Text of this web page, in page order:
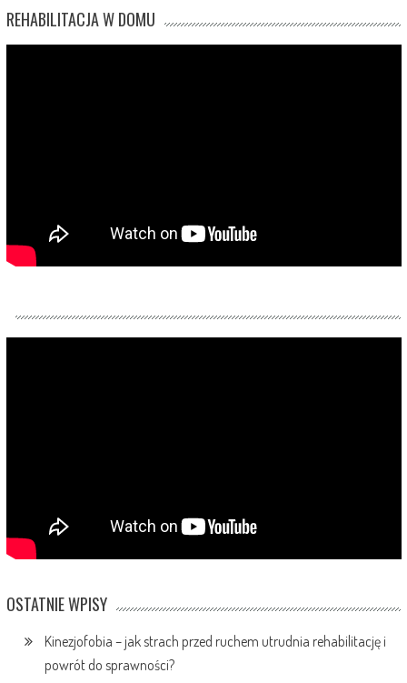
REHABILITACJA W DOMU
OSTATNIE WPISY
Kinezjofobia – jak strach przed ruchem utrudnia rehabilitację i
powrót do sprawności?